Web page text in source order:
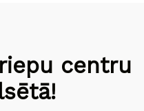
centru